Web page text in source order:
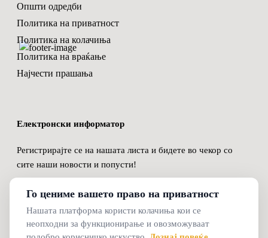
Општи одредби
Политика на приватност
Политика на колачиња
Политика на враќање
Најчести прашања
Електронски информатор
Регистрирајте се на нашата листа и бидете во чекор со
сите наши новости и попусти!
© 2024 Oxymammy
Го цениме вашето право на приватност
Нашата платформа користи колачиња кои се
неопходни за функционирање и овозможуваат